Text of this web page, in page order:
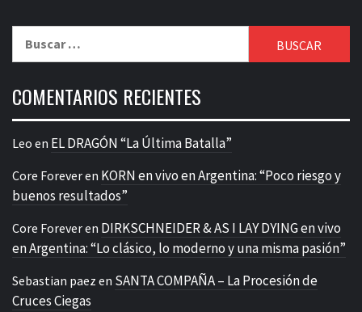
COMENTARIOS RECIENTES
Leo en EL DRAGÓN “La Última Batalla”
Core Foreveren KORN en vivo en Argentina: “Poco riesgo y
buenos resultados”
Core Foreveren DIRKSCHNEIDER & AS I LAY DYING en vivo
en Argentina: “Lo clásico, lo moderno y una misma pasión”
Sebastian paez en SANTA COMPAÑA – La Procesión de
Cruces Ciegas